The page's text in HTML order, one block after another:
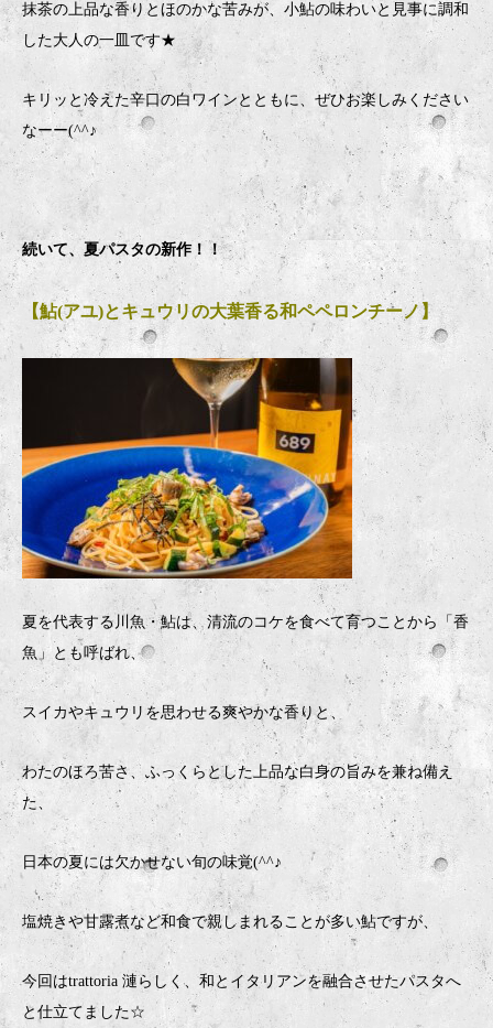
抹茶の上品な香りとほのかな苦みが、小鮎の味わいと見事に調和
した大人の一皿です★
キリッと冷えた辛口の白ワインとともに、ぜひお楽しみください
なーー(^^♪
続いて、夏パスタの新作！！
【鮎(アユ)とキュウリの大葉香る和ペペロンチーノ】
夏を代表する川魚・鮎は、清流のコケを食べて育つことから「香
魚」とも呼ばれ、
スイカやキュウリを思わせる爽やかな香りと、
わたのほろ苦さ、ふっくらとした上品な白身の旨みを兼ね備え
た、
日本の夏には欠かせない旬の味覚(^^♪
塩焼きや甘露煮など和食で親しまれることが多い鮎ですが、
今回はtrattoria 漣らしく、和とイタリアンを融合させたパスタへ
と仕立てました☆